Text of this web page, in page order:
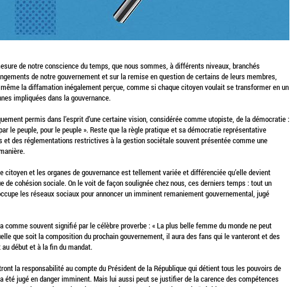
de notre conscience du temps, que nous sommes, à différents niveaux, branchés
de notre gouvernement et sur la remise en question de certains de leurs membres,
la diffamation inégalement perçue, comme si chaque citoyen voulait se transformer en un
impliquées dans la gouvernance.
permis dans l’esprit d’une certaine vision, considérée comme utopiste, de la démocratie :
le peuple, pour le peuple ». Reste que la règle pratique et sa démocratie représentative
et des réglementations restrictives à la gestion sociétale souvent présentée comme une
citoyen et les organes de gouvernance est tellement variée et différenciée qu’elle devient
de cohésion sociale. On le voit de façon soulignée chez nous, ces derniers temps : tout un
les réseaux sociaux pour annoncer un imminent remaniement gouvernemental, jugé
comme souvent signifié par le célèbre proverbe : « La plus belle femme du monde ne peut
que soit la composition du prochain gouvernement, il aura des fans qui le vanteront et des
début et à la fin du mandat.
la responsabilité au compte du Président de la République qui détient tous les pouvoirs de
été jugé en danger imminent. Mais lui aussi peut se justifier de la carence des compétences